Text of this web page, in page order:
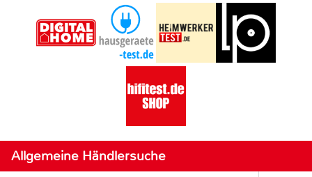
Allgemeine Händlersuche